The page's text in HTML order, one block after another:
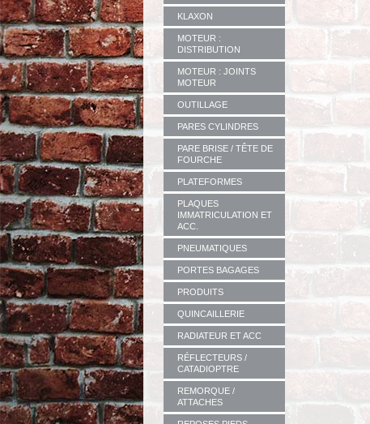
KLAXON
MOTEUR :
DISTRIBUTION
MOTEUR : JOINTS
MOTEUR
OUTILLAGE
PARES CYLINDRES
PARE BRISE / TÊTE DE
FOURCHE
PLATEFORMES
PLAQUES
IMMATRICULATION ET
ACC.
PNEUMATIQUES
PORTES BAGAGES
PRODUITS
QUINCAILLERIE
RADIATEUR ET ACC
RÉFLECTEURS /
CATADIOPTRE
REMORQUE /
ATTACHES